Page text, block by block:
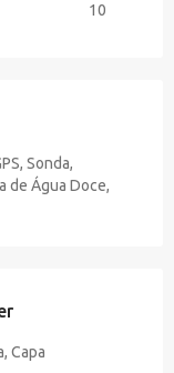
10
Sonda,
de Água Doce,
Capa